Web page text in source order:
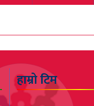
हाम्रो टिम